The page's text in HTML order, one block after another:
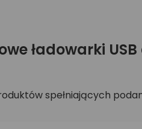
ładowarki
spełniających